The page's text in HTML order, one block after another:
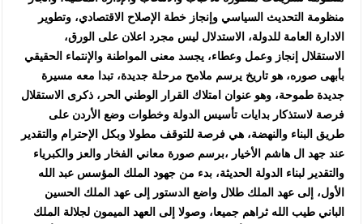
منظومة التحديث السياسي وإنجاز خطة الإصلاح الاقتصادي، وتطوير
الادارة العامة للدولة، الاستدلال ليس مجرد اعلان على الورق،
الاستقلال إنجاز وعمل وعطاء، يجسد معنى المواطنة والإنتماء الحقيقي
بأبهى صوره، هو تاريخ يرسم ملامح مرحلة جديدة، تبدا معه مسيرة
جديدة طموحة، وهو عنوان امتلاك القرار الوطني الحر، ذكرى الاستقلال
فرصة لاستذكار بدايات تأسيس الدولة وخطوات وضع الأردن على
طريق البناء والنهضة، هي فرصة للتوقف مطولا وبكل الإحترام والتقدير
عند جهد ال هاشم الأخيار ،برسم صورة معاني الفخار والعز والكبرياء
والتقدير لبناء الدولة الحديثة، بدء من جهود الملك المؤسس عبد الله
الأول، إلى عهد الملك طلال واضع الدستور إلى عهد الملك الحسين
الباني طيب الله ثراهم جميعا، وصولا إلى العهد الميمون لجلالة الملك